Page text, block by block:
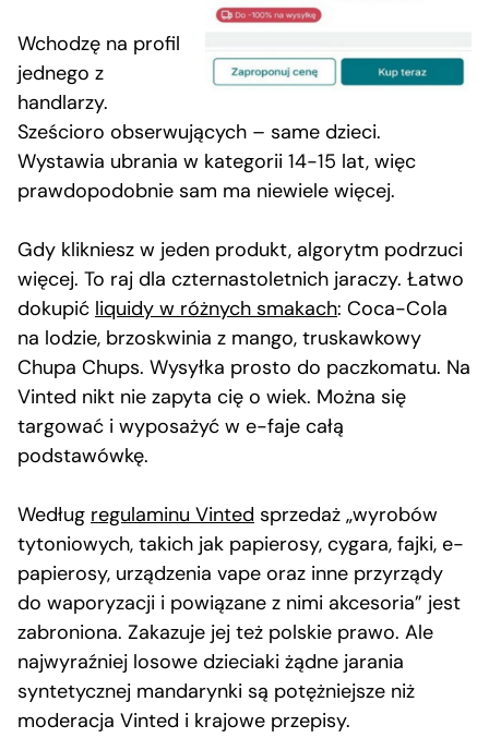
Wchodzę na profil
jednego z
handlarzy.
Sześcioro obserwujących – same dzieci.
Wystawia ubrania w kategorii 14-15 lat, więc
prawdopodobnie sam ma niewiele więcej.
Gdy klikniesz w jeden produkt, algorytm podrzuci
więcej. To raj dla czternastoletnich jaraczy. Łatwo
dokupić liquidy w różnych smakach: Coca-Cola
na lodzie, brzoskwinia z mango, truskawkowy
Chupa Chups. Wysyłka prosto do paczkomatu. Na
Vinted nikt nie zapyta cię o wiek. Można się
targować i wyposażyć w e-faje całą
podstawówkę.
Według regulaminu Vinted sprzedaż „wyrobów
tytoniowych, takich jak papierosy, cygara, fajki, e-
papierosy, urządzenia vape oraz inne przyrządy
do waporyzacji i powiązane z nimi akcesoria” jest
zabroniona. Zakazuje jej też polskie prawo. Ale
najwyraźniej losowe dzieciaki żądne jarania
syntetycznej mandarynki są potężniejsze niż
moderacja Vinted i krajowe przepisy.